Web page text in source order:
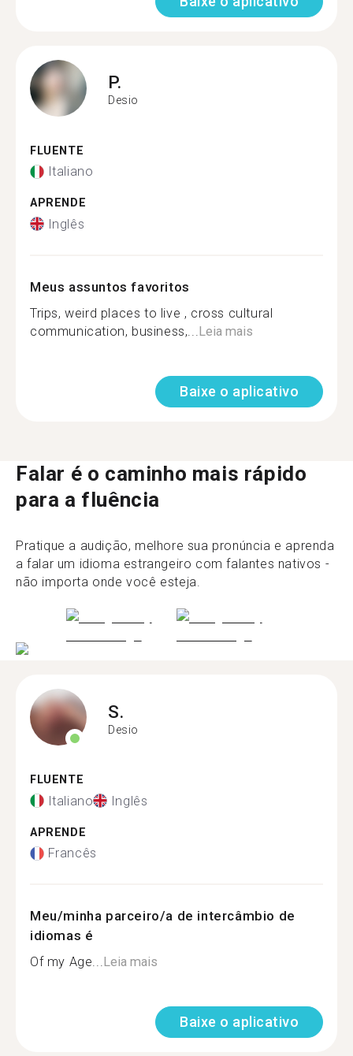
P.
Desio
FLUENTE
Italiano
APRENDE
Inglês
Meus assuntos favoritos
Trips, weird places to live , cross cultural
communication, business,... Leia mais
Baixe o aplicativo
Falar é o caminho mais rápido
para a fluência
Pratique a audição, melhore sua pronúncia e aprenda
a falar um idioma estrangeiro com falantes nativos -
não importa onde você esteja.
S.
Desio
FLUENTE
Italiano Inglês
APRENDE
Francês
Meu/minha parceiro/a de intercâmbio de
idiomas é
Of my Age...Leia mais
Baixe o aplicativo